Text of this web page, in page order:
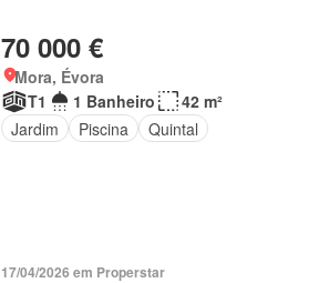
70 000 €
Mora, Évora
T1
1 Banheiro
42 m²
Jardim
Piscina Quintal
17/04/2026 em Properstar